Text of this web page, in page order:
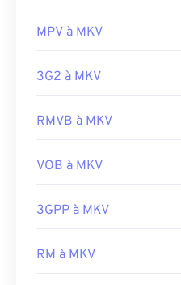
MPV à MKV
3G2 à MKV
RMVB à MKV
VOB à MKV
3GPP à MKV
RM à MKV